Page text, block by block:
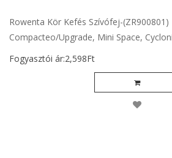
Rowenta Kör Kefés Szívófej-(ZR900801)
Compacteo/Upgrade, Mini Space,
Fogyasztói ár:2,598Ft